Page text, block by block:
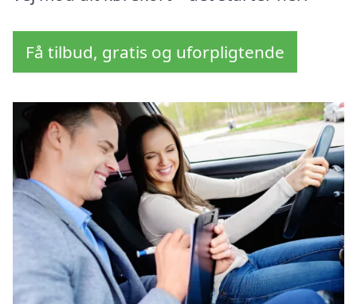
Få tilbud, gratis og uforpligtende